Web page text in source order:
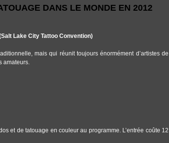
DANS LE MONDE EN 2012
Lake City Tattoo Convention)
mais qui réunit toujours énormément d’artistes de
amateurs.
et de tatouage en couleur au programme. L’entrée coûte 12